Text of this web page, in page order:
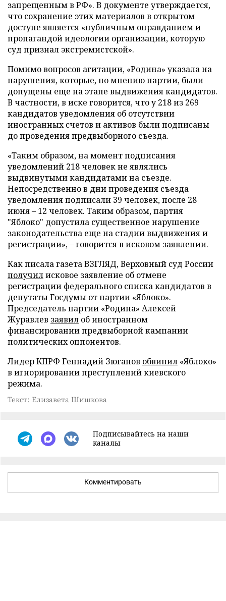
запрещенным в РФ». В документе утверждается,
что сохранение этих материалов в открытом
доступе является «публичным оправданием и
пропагандой идеологии организации, которую
суд признал экстремистской».
Помимо вопросов агитации, «Родина» указала на
нарушения, которые, по мнению партии, были
допущены еще на этапе выдвижения кандидатов.
В частности, в иске говорится, что у 218 из 269
кандидатов уведомления об отсутствии
иностранных счетов и активов были подписаны
до проведения предвыборного съезда.
«Таким образом, на момент подписания
уведомлений 218 человек не являлись
выдвинутыми кандидатами на съезде.
Непосредственно в дни проведения съезда
уведомления подписали 39 человек, после 28
июня – 12 человек. Таким образом, партия
"Яблоко" допустила существенное нарушение
законодательства еще на стадии выдвижения и
регистрации», – говорится в исковом заявлении.
Как писала газета ВЗГЛЯД, Верховный суд России
получилисковое заявление об отмене
регистрации федерального списка кандидатов в
депутаты Госдумы от партии «Яблоко».
Председатель партии «Родина» Алексей
Журавлев заявил об иностранном
финансировании предвыборной кампании
политических оппонентов.
Лидер КПРФ Геннадий Зюганов обвинил «Яблоко»
в игнорировании преступлений киевского
режима.
Текст: Елизавета Шишкова
Подписывайтесь на наши
каналы
Комментировать